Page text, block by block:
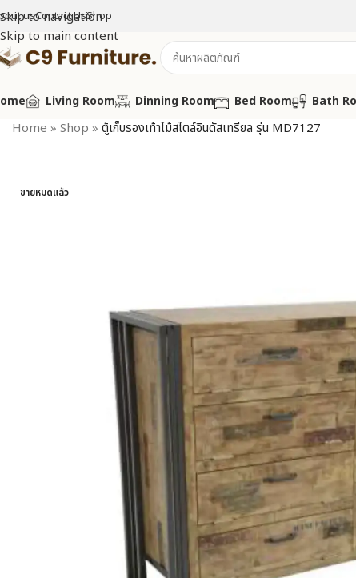
Skip to navigation
Skip to main content
usContact UsShop
Living Room Dinning Room Bed Room Bath
Home » Shop » ตู้เก็บรองเท้าไม้สไตล์อินดัสเทรียล รุ่น MD7127
ขายหมดแล้ว